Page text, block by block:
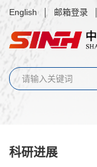
English 邮箱登录
科研进展